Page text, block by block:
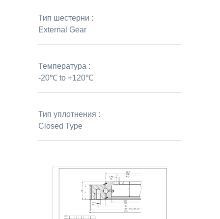
Тип шестерни :
External Gear
Температура :
-20℃ to +120℃
Тип уплотнения :
Closed Type